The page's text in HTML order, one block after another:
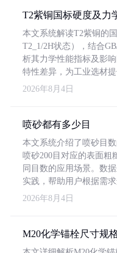
T2紫铜国标硬度及力
本文系统解读T2紫铜的
T2_1/2H状态），结合
析其力学性能指标及影
特性差异，为工业选材提
2026年8月4日
喷砂都有多少目
本文系统介绍了喷砂目
喷砂200目对应的表面粗
同目数的应用场景。数
实践，帮助用户根据需
2026年8月4日
M20化学锚栓尺寸规